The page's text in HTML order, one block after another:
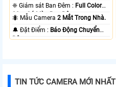
❈ Giám sát Ban Đêm : Full Color
20m Có Màu Ban Ðêm.
🐜 Mẫu Camera2 Mắt Trong Nhà.
️🔔 Đặt Điểm : Báo Động Chuyển
Động.
TIN TỨC CAMERA MỚI NHẤT